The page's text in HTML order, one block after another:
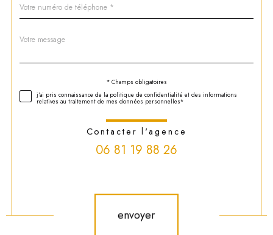
*
Fieldset
défaut
Message
*
* Champs obligatoires
j'ai pris connaissance de la politique de confidentialité et des informations
relatives au traitement de mes données personnelles*
Contacter l'agence
06 81 19 88 26
envoyer